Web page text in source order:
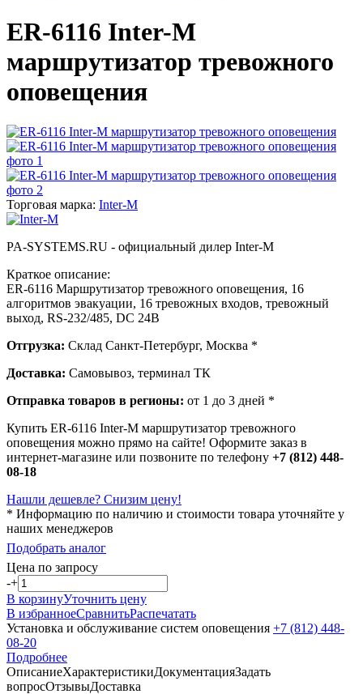
ER-6116 Inter-M
маршрутизатор тревожного
оповещения
Торговая марка: Inter-M
PA-SYSTEMS.RU - официальный дилер Inter-M
Краткое описание:
ER-6116 Маршрутизатор тревожного оповещения, 16
алгоритмов эвакуации, 16 тревожных входов, тревожный
выход, RS-232/485, DC 24В
Отгрузка: Склад Санкт-Петербург, Москва *
Доставка: Самовывоз, терминал ТК
Отправка товаров в регионы: от 1 до 3 дней *
Купить ER-6116 Inter-M маршрутизатор тревожного
оповещения можно прямо на сайте! Оформите заказ в
интернет-магазине или позвоните по телефону +7 (812) 448-
08-18
Нашли дешевле? Снизим цену!
* Информацию по наличию и стоимости товара уточняйте у
наших менеджеров
Подобрать аналог
Цена по запросу
-+
В корзинуУточнить цену
В избранноеСравнитьРаспечатать
Установка и обслуживание систем оповещения +7 (812) 448-
08-20
Подробнее
ОписаниеХарактеристикиДокументацияЗадать
вопросОтзывыДоставка